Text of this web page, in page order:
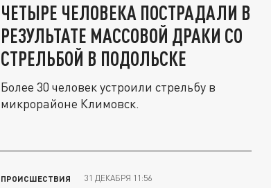
ЧЕТЫРЕ ЧЕЛОВЕКА ПОСТРАДАЛИ В
РЕЗУЛЬТАТЕ МАССОВОЙ ДРАКИ СО
СТРЕЛЬБОЙ В ПОДОЛЬСКЕ
Более 30 человек устроили стрельбу в
микрорайоне Климовск.
ПРОИСШЕСТВИЯ 31 ДЕКАБРЯ 11:56